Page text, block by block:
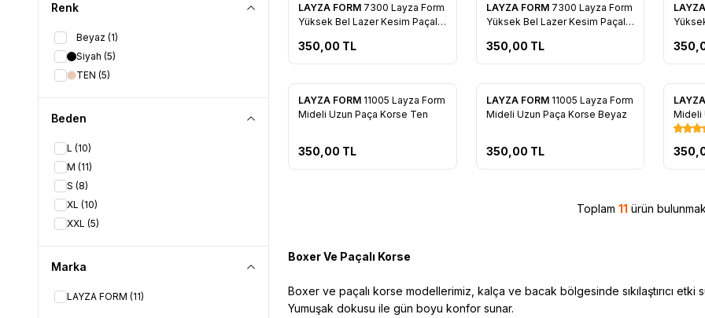
Renk
Beyaz (1)
Siyah (5)
TEN (5)
Beden
L (10)
M (11)
S (8)
XL (10)
XXL (5)
Marka
LAYZA FORM (11)
Favorilere Ekle
LAYZA FORM 7300 Layza Form
Yüksek Bel Lazer Kesim Paçalı
350,00 TL
Favorilere Ekle
LAYZA FORM 7300 Layza Form
Yüksek Bel Lazer Kesim Paçalı
350,00 TL
Favorilere Ekle
LAYZA FORM 11005 Layza Form
Mideli Uzun Paça Korse Ten
350,00 TL
Favorilere Ekle
LAYZA FORM 11005 Layza Form
Mideli Uzun Paça Korse Beyaz
350,00 TL
Mideli
Toplam 11 ürün
Boxer Ve Paçalı Korse
Boxer ve paçalı korse modellerimiz, kalça ve bacak bölgesinde sıkılaştırıcı etki
Yumuşak dokusu ile gün boyu konfor sunar.